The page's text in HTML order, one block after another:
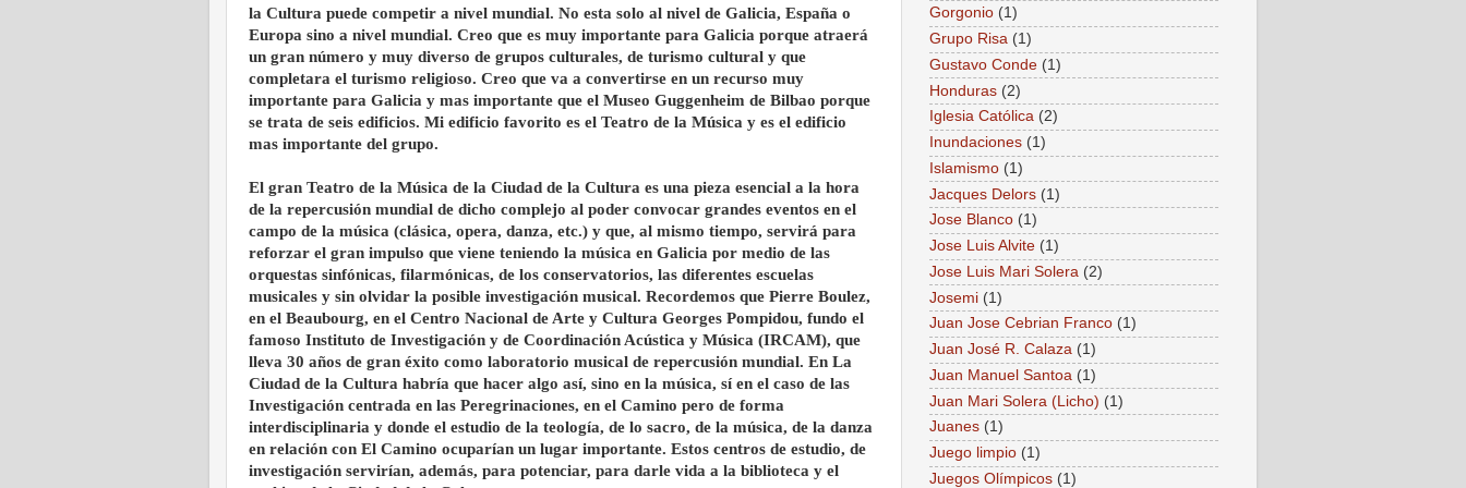
la Cultura puede competir a nivel mundial. No esta solo al nivel de Galicia, España o
Europa sino a nivel mundial. Creo que es muy importante para Galicia porque atraerá
un gran número y muy diverso de grupos culturales, de turismo cultural y que
completara el turismo religioso. Creo que va a convertirse en un recurso muy
importante para Galicia y mas importante que el Museo Guggenheim de Bilbao porque
se trata de seis edificios. Mi edificio favorito es el Teatro de la Música y es el edificio
mas importante del grupo.
El gran Teatro de la Música de la Ciudad de la Cultura es una pieza esencial a la hora
de la repercusión mundial de dicho complejo al poder convocar grandes eventos en el
campo de la música (clásica, opera, danza, etc.) y que, al mismo tiempo, servirá para
reforzar el gran impulso que viene teniendo la música en Galicia por medio de las
orquestas sinfónicas, filarmónicas, de los conservatorios, las diferentes escuelas
musicales y sin olvidar la posible investigación musical. Recordemos que Pierre Boulez,
en el Beaubourg, en el Centro Nacional de Arte y Cultura Georges Pompidou, fundo el
famoso Instituto de Investigación y de Coordinación Acústica y Música (IRCAM), que
lleva 30 años de gran éxito como laboratorio musical de repercusión mundial. En La
Ciudad de la Cultura habría que hacer algo así, sino en la música, sí en el caso de las
Investigación centrada en las Peregrinaciones, en el Camino pero de forma
interdisciplinaria y donde el estudio de la teología, de lo sacro, de la música, de la danza
en relación con El Camino ocuparían un lugar importante. Estos centros de estudio, de
investigación servirían, además, para potenciar, para darle vida a la biblioteca y el
Gorgonio (1)
Grupo Risa (1)
Gustavo Conde (1)
Honduras (2)
Iglesia Católica (2)
Inundaciones (1)
Islamismo (1)
Jacques Delors (1)
Jose Blanco (1)
Jose Luis Alvite (1)
Jose Luis Mari Solera (2)
Josemi (1)
Juan Jose Cebrian Franco (1)
Juan José R. Calaza (1)
Juan Manuel Santoa (1)
Juan Mari Solera (Licho) (1)
Juanes (1)
Juego limpio (1)
Juegos Olímpicos (1)